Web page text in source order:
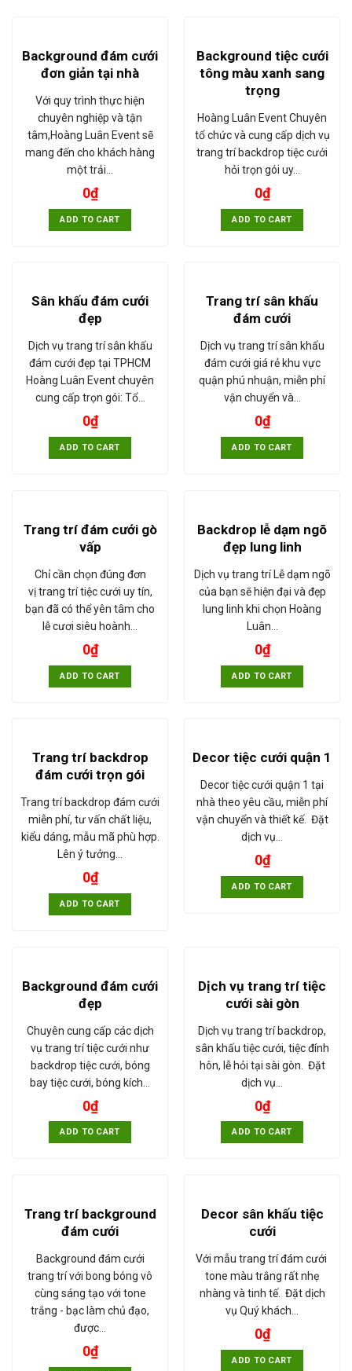
Background đám cưới
đơn giản tại nhà
Với quy trình thực hiện
chuyên nghiệp và tận
tâm,Hoàng Luân Event sẽ
mang đến cho khách hàng
một trải…
0₫
ADD TO CART
Background tiệc cưới
tông màu xanh sang
trọng
Hoàng Luân Event Chuyên
tổ chức và cung cấp dịch vụ
trang trí backdrop tiệc cưới
hỏi trọn gói uy…
0₫
ADD TO CART
Sân khấu đám cưới
đẹp
Dịch vụ trang trí sân khấu
đám cưới đẹp tại TPHCM
Hoàng Luân Event chuyên
cung cấp trọn gói: Tổ…
0₫
ADD TO CART
Trang trí sân khấu
đám cưới
Dịch vụ trang trí sân khấu
đám cưới giá rẻ khu vực
quận phú nhuận, miễn phí
vận chuyển và…
0₫
ADD TO CART
Trang trí đám cưới gò
vấp
Chỉ cần chọn đúng đơn
vị trang trí tiệc cưới uy tín,
bạn đã có thể yên tâm cho
lễ cươi siêu hoành…
0₫
ADD TO CART
Backdrop lễ dạm ngõ
đẹp lung linh
Dịch vụ trang trí Lễ dạm ngõ
của bạn sẽ hiện đại và đẹp
lung linh khi chọn Hoàng
Luân…
0₫
ADD TO CART
Trang trí backdrop
đám cưới trọn gói
Trang trí backdrop đám cưới
miễn phí, tư vấn chất liệu,
kiểu dáng, mẫu mã phù hợp.
Lên ý tưởng…
0₫
ADD TO CART
Decor tiệc cưới quận 1
Decor tiệc cưới quận 1 tại
nhà theo yêu cầu, miễn phí
vận chuyển và thiết kế. Đặt
dịch vụ…
0₫
ADD TO CART
Background đám cưới
đẹp
Chuyên cung cấp các dịch
vụ trang trí tiệc cưới như
backdrop tiệc cưới, bóng
bay tiệc cưới, bóng kích…
0₫
ADD TO CART
Dịch vụ trang trí tiệc
cưới sài gòn
Dịch vụ trang trí backdrop,
sân khấu tiệc cưới, tiệc đính
hôn, lễ hỏi tại sài gòn. Đặt
dịch vụ…
0₫
ADD TO CART
Trang trí background
đám cưới
Background đám cưới
trang trí với bong bóng vô
cùng sáng tạo với tone
trắng - bạc làm chủ đạo,
được…
0₫
Decor sân khấu tiệc
cưới
Với mẫu trang trí đám cưới
tone màu trắng rất nhẹ
nhàng và tinh tế. Đặt dịch
vụ Quý khách…
0₫
ADD TO CART